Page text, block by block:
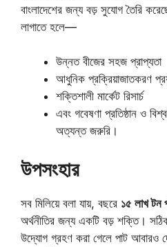
বাংলাদেশের জন্য বড় সুযোগ তৈরি
লাগাতে হলে—
উন্নত বীজের সহজ প্রাপ্যতা
আধুনিক প্রক্রিয়াজাতকরণ
শক্তিশালী মার্কেট রিসার্চ
এবং গবেষণা প্রতিষ্ঠান ও
অত্যন্ত জরুরি।
উপসংহার
সব মিলিয়ে বলা যায়, বছরে ১৫ লাখ টন
অর্থনীতির জন্য একটি বড় শক্তি। সঠিক
উদ্যোগ গ্রহণ করা গেলে পাট আবারও